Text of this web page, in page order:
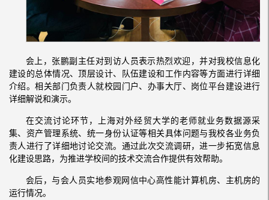
会上，张鹏副主任对到访人员表示热烈欢迎，并对我校信息化
建设的总体情况、顶层设计、队伍建设和工作内容等方面进行详细
介绍。相关部门负责人就校园门户、办事大厅、岗位平台建设进行
详细解说和演示。
在交流讨论环节，上海对外经贸大学的老师就业务数据源采
集、资产管理系统、统一身份认证等相关具体问题与我校各业务负
责人进行了详细地讨论交流。通过此次交流调研，进一步拓宽信息
化建设思路，为推进学校间的技术交流合作提供有效帮助。
会后，与会人员实地参观网信中心高性能计算机房、主机房的
运行情况。